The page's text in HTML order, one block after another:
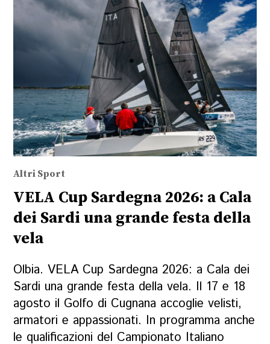
Altri Sport
VELA Cup Sardegna 2026: a Cala
dei Sardi una grande festa della
vela
Olbia. VELA Cup Sardegna 2026: a Cala dei
Sardi una grande festa della vela. Il 17 e 18
agosto il Golfo di Cugnana accoglie velisti,
armatori e appassionati. In programma anche
le qualificazioni del Campionato Italiano